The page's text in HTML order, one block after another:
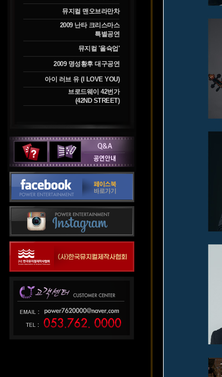
뮤지컬 맨오브라만차
2009 난타 크리스마스
특별공연
뮤지컬 '올슉업'
2009 명성황후 대구공연
아이 러브 유 (I LOVE YOU)
브로드웨이 42번가
(42ND STREET)